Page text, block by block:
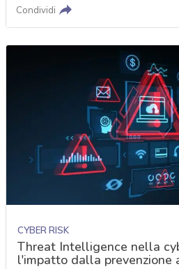
Condividi
CYBER RISK
Threat Intelligence nella
l'impatto dalla prevenzione